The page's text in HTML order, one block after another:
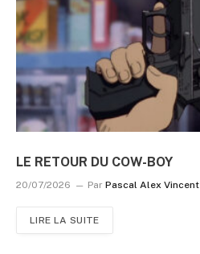
LE RETOUR DU COW-BOY
20/07/2026 Par Pascal Alex Vincent
LIRE LA SUITE